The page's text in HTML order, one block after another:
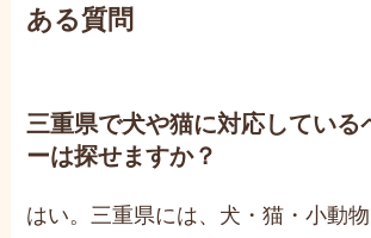
ある質問
三重県で犬や猫に対応している
ーは探せますか？
はい。三重県には、犬・猫・小動